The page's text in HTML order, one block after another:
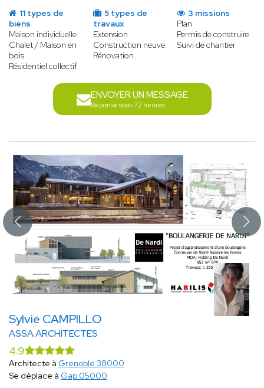
11 types de
biens
Maison individuelle
Chalet / Maison en
bois
Résidentiel collectif
5 types de
travaux
Extension
Construction neuve
Rénovation
3 missions
Plan
Permis de construire
Suivi de chantier
ENVOYER UN MESSAGE
Réponse sous 72 heures
Sylvie CAMPILLO
ASSA ARCHITECTES
4.9
Architecte à Grenoble 38000
Se déplace à Gap 05000